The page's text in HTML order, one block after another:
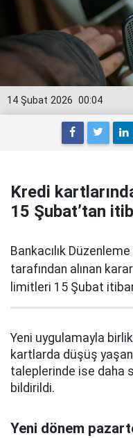
00:04
14 Şubat 2026
Kredi
15 Şubat’tan
Bankacılık
tarafından alınan
limitleri 15 Şubat
Yeni uygulamayla
kartlarda düşüş
taleplerinde ise daha
bildirildi.
Yeni dönem